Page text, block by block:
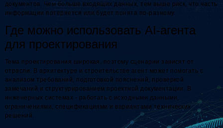
документов. Чем больше входящих данных, тем выше риск, что часть
информации потеряется или будет понята по-разному.
Где можно использовать AI-агента
для проектирования
Тема проектирования широкая, поэтому сценарии зависят от
отрасли. В архитектуре и строительстве агент может помогать с
анализом требований, подготовкой пояснений, проверкой
замечаний и структурированием проектной документации. В
инженерных системах - работать с исходными данными,
ограничениями, спецификациями и вариантами технических
решений.